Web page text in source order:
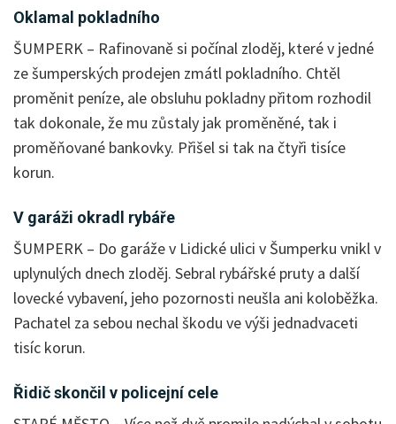
Oklamal pokladního
ŠUMPERK – Rafinovaně si počínal zloděj, které v jedné
ze šumperských prodejen zmátl pokladního. Chtěl
proměnit peníze, ale obsluhu pokladny přitom rozhodil
tak dokonale, že mu zůstaly jak proměněné, tak i
proměňované bankovky. Přišel si tak na čtyři tisíce
korun.
V garáži okradl rybáře
ŠUMPERK – Do garáže v Lidické ulici v Šumperku vnikl v
uplynulých dnech zloděj. Sebral rybářské pruty a další
lovecké vybavení, jeho pozornosti neušla ani koloběžka.
Pachatel za sebou nechal škodu ve výši jednadvaceti
tisíc korun.
Řidič skončil v policejní cele